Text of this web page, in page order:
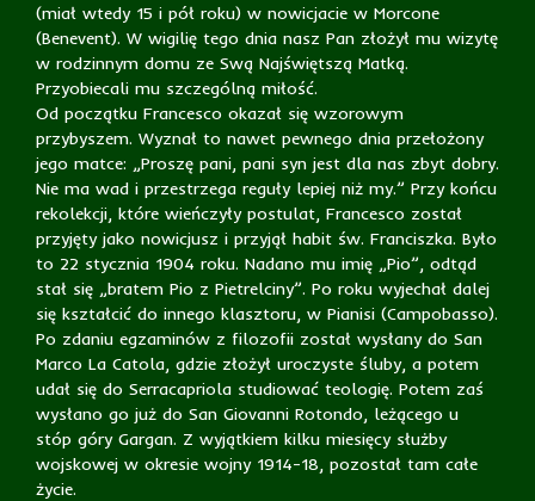
(miał wtedy 15 i pół roku) w nowicjacie w Morcone
(Benevent). W wigilię tego dnia nasz Pan złożył mu wizytę
w rodzinnym domu ze Swą Najświętszą Matką.
Przyobiecali mu szczególną miłość.
Od początku Francesco okazał się wzorowym
przybyszem. Wyznał to nawet pewnego dnia przełożony
jego matce: „Proszę pani, pani syn jest dla nas zbyt dobry.
Nie ma wad i przestrzega reguły lepiej niż my.” Przy końcu
rekolekcji, które wieńczyły postulat, Francesco został
przyjęty jako nowicjusz i przyjął habit św. Franciszka. Było
to 22 stycznia 1904 roku. Nadano mu imię „Pio”, odtąd
stał się „bratem Pio z Pietrelciny”. Po roku wyjechał dalej
się kształcić do innego klasztoru, w Pianisi (Campobasso).
Po zdaniu egzaminów z filozofii został wysłany do San
Marco La Catola, gdzie złożył uroczyste śluby, a potem
udał się do Serracapriola studiować teologię. Potem zaś
wysłano go już do San Giovanni Rotondo, leżącego u
stóp góry Gargan. Z wyjątkiem kilku miesięcy służby
wojskowej w okresie wojny 1914-18, pozostał tam całe
życie.